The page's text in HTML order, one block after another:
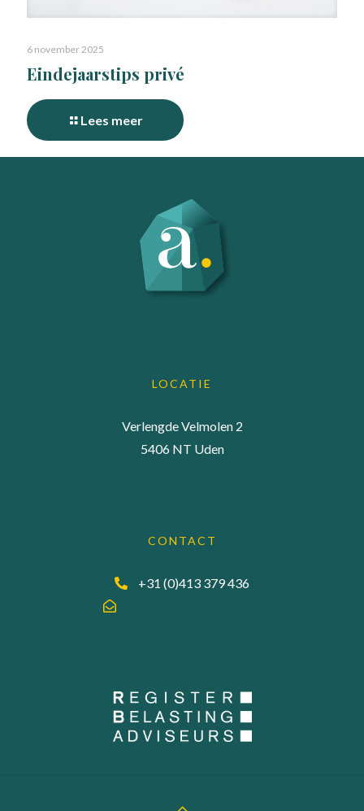
6 november 2025
Eindejaarstips privé
Lees meer
LOCATIE
Verlengde Velmolen 2
5406 NT Uden
CONTACT
+31 (0)413 379 436